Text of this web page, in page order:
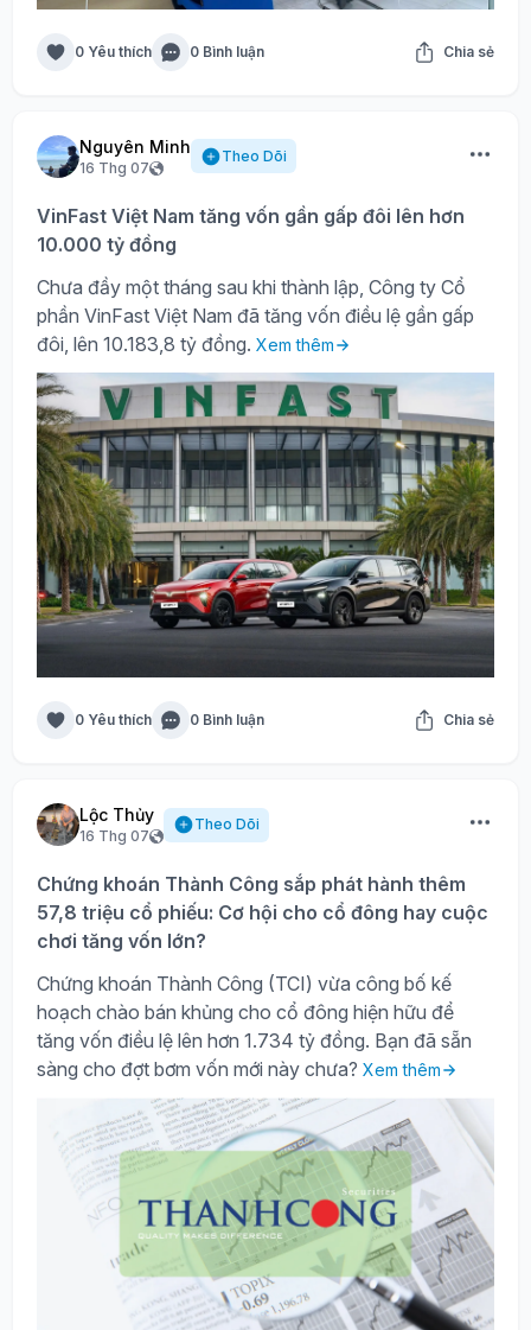
0 Yêu thích 0 Bình luận Chia sẻ
Nguyên Minh
16 Thg 07
Theo Dõi
VinFast Việt Nam tăng vốn gần gấp đôi lên hơn
10.000 tỷ đồng
Chưa đầy một tháng sau khi thành lập, Công ty Cổ
phần VinFast Việt Nam đã tăng vốn điều lệ gần gấp
đôi, lên 10.183,8 tỷ đồng. Xem thêm
0 Yêu thích 0 Bình luận Chia sẻ
Lộc Thủy
16 Thg 07
Theo Dõi
Chứng khoán Thành Công sắp phát hành thêm
57,8 triệu cổ phiếu: Cơ hội cho cổ đông hay cuộc
chơi tăng vốn lớn?
Chứng khoán Thành Công (TCI) vừa công bố kế
hoạch chào bán khủng cho cổ đông hiện hữu để
tăng vốn điều lệ lên hơn 1.734 tỷ đồng. Bạn đã sẵn
sàng cho đợt bơm vốn mới này chưa? Xem thêm